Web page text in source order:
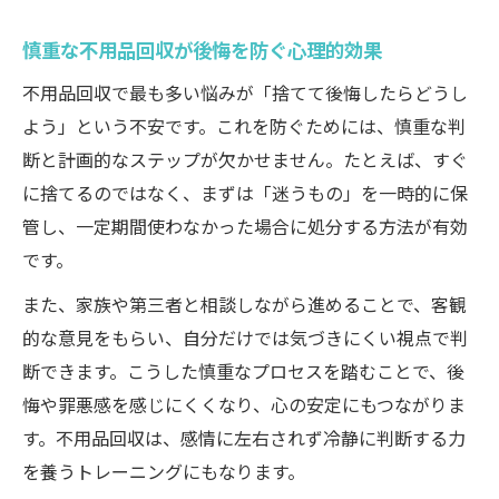
慎重な不用品回収が後悔を防ぐ心理的効果
不用品回収で最も多い悩みが「捨てて後悔したらどうし
よう」という不安です。これを防ぐためには、慎重な判
断と計画的なステップが欠かせません。たとえば、すぐ
に捨てるのではなく、まずは「迷うもの」を一時的に保
管し、一定期間使わなかった場合に処分する方法が有効
です。
また、家族や第三者と相談しながら進めることで、客観
的な意見をもらい、自分だけでは気づきにくい視点で判
断できます。こうした慎重なプロセスを踏むことで、後
悔や罪悪感を感じにくくなり、心の安定にもつながりま
す。不用品回収は、感情に左右されず冷静に判断する力
を養うトレーニングにもなります。